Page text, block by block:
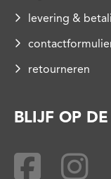
levering &
retourneren
BLIJF OP